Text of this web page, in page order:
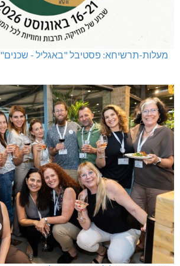
מעלות-תרשיחא: פסטיבל "באגליל - שכנים"